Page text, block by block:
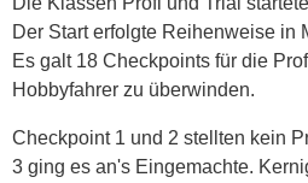
Der Start erfolgte Reihenweise in
Es galt 18 Checkpoints für die
Hobbyfahrer zu überwinden.
Checkpoint 1 und 2 stellten kein
3 ging es an's Eingemachte.